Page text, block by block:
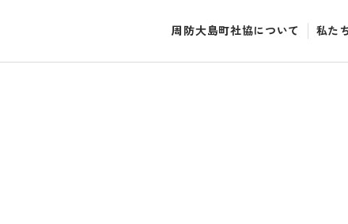
周防大島町社協について 私た